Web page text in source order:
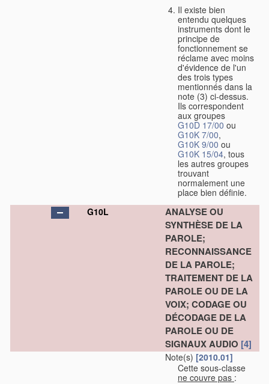
Il existe bien
entendu quelques
instruments dont le
principe de
fonctionnement se
réclame avec moins
d'évidence de l'un
des trois types
mentionnés dans la
note (3) ci-dessus.
Ils correspondent
aux groupes
G10D 17/00 ou
G10K 7/00,
G10K 9/00 ou
G10K 15/04, tous
les autres groupes
trouvant
normalement une
place bien définie.
G10L
ANALYSE OU
SYNTHÈSE DE LA
PAROLE;
RECONNAISSANCE
DE LA PAROLE;
TRAITEMENT DE LA
PAROLE OU DE LA
VOIX; CODAGE OU
DÉCODAGE DE LA
PAROLE OU DE
SIGNAUX AUDIO [4]
Note(s) [2010.01]
Cette sous-classe
ne couvre pas :